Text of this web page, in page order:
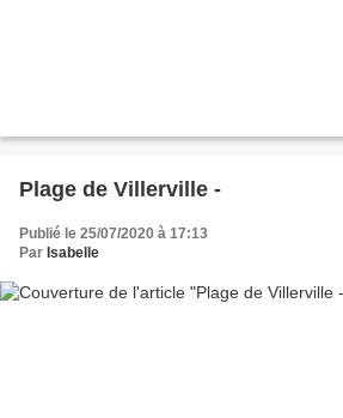
Plage de Villerville -
Publié le 25/07/2020 à 17:13
Par Isabelle